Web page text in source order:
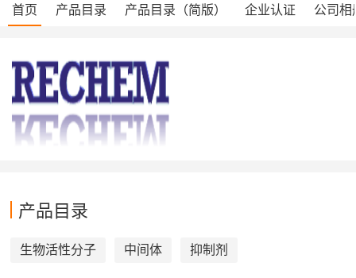
首页 产品目录 产品目录（简版） 企业认证 公司相
产品目录
生物活性分子 中间体 抑制剂